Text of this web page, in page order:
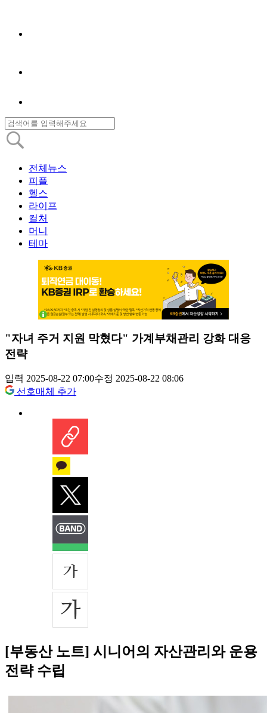
전체뉴스
피플
헬스
라이프
컬처
머니
테마
"자녀 주거 지원 막혔다" 가계부채관리 강화 대응
전략
입력 2025-08-22 07:00수정 2025-08-22 08:06
선호매체 추가
[부동산 노트] 시니어의 자산관리와 운용
전략 수립